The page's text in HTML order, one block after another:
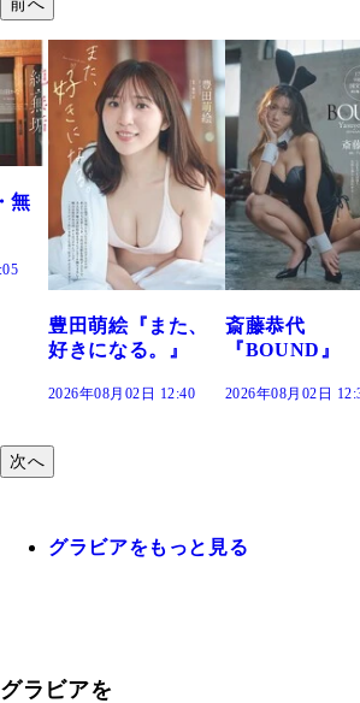
た、
斎藤恭代
『BOUND』
2026年08月02日 12:35
咲田ゆな
『Sunflower
2026年08月02日
次へ
グラビアをもっと見る
グラビアを